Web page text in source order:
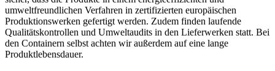
umweltfreundlichen Verfahren in zertifizierten europäischen
Produktionswerken gefertigt werden. Zudem finden laufende
Qualitätskontrollen und Umweltaudits in den Lieferwerken statt. Bei
den Containern selbst achten wir außerdem auf eine lange
Produktlebensdauer.